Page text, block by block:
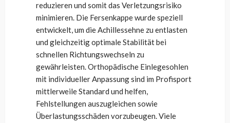
reduzieren und somit das Verletzungsrisiko
minimieren. Die Fersenkappe wurde speziell
entwickelt, um die Achillessehne zu entlasten
und gleichzeitig optimale Stabilität bei
schnellen Richtungswechseln zu
gewährleisten. Orthopädische Einlegesohlen
mit individueller Anpassung sind im Profisport
mittlerweile Standard und helfen,
Fehlstellungen auszugleichen sowie
Überlastungsschäden vorzubeugen. Viele